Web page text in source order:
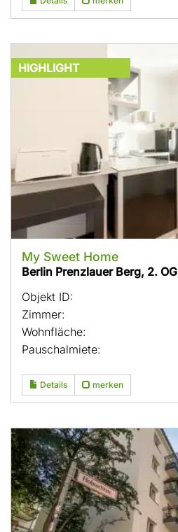
HIGHLIGHT
My Sweet Home
Berlin Prenzlauer Berg, 2. OG
Objekt ID:
Zimmer:
Wohnfläche:
Pauschalmiete:
Details merken